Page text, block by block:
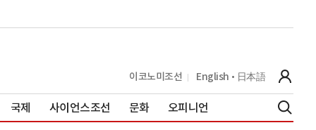
이코노미조선 English 日本語
국제 사이언스조선 문화 오피니언